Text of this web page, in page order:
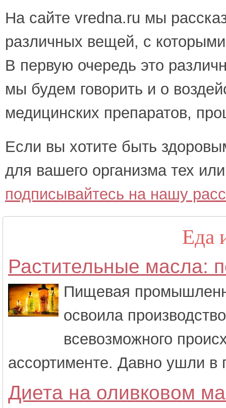
На сайте vredna.ru мы
различных вещей, с
В первую очередь это
мы будем говорить и о
медицинских препаратов,
Если вы хотите быть
для вашего организма тех
подписывайтесь на нашу
Еда
Растительные масла:
Пищевая
освоила
всевозможного
ассортименте. Давно ушли в
Диета на оливковом